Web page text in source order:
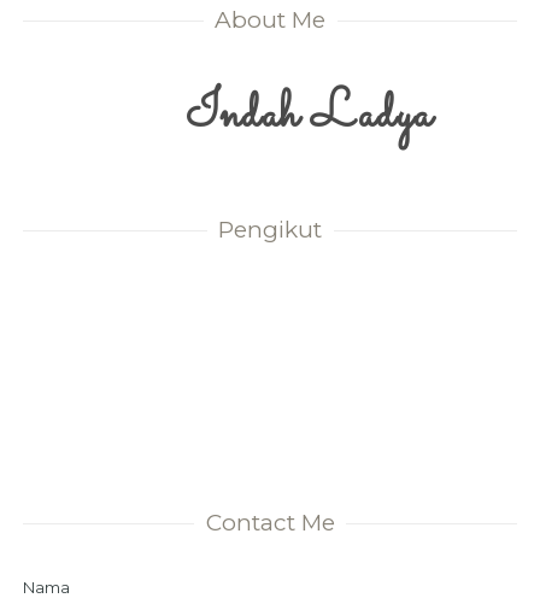
About Me
Indah Ladya
Pengikut
Contact Me
Nama